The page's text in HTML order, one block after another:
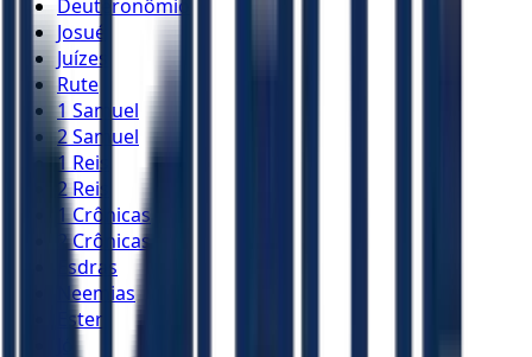
Deuteronômio
Josué
Juízes
Rute
1 Samuel
2 Samuel
1 Reis
2 Reis
1 Crônicas
2 Crônicas
Esdras
Neemias
Ester